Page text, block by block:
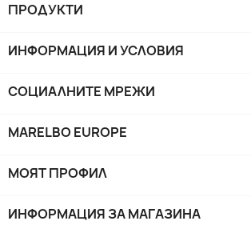
ПРОДУКТИ
ИНФОРМАЦИЯ И УСЛОВИЯ
СОЦИАЛНИТЕ МРЕЖИ
MARELBO EUROPE
МОЯТ ПРОФИЛ
ИНФОРМАЦИЯ ЗА МАГАЗИНА